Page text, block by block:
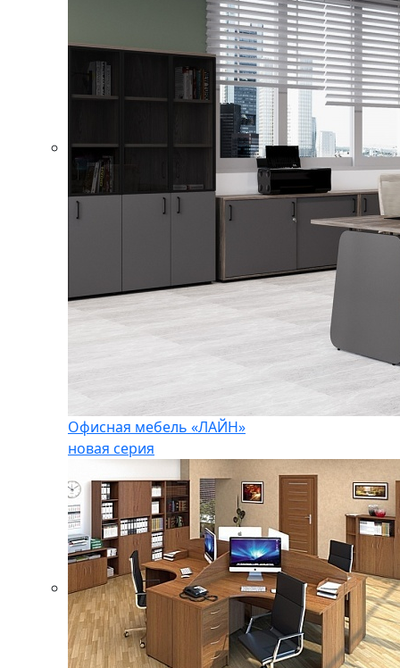
Офисная мебель «ЛАЙН»
новая серия